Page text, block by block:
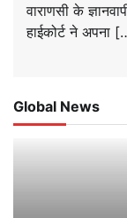
वाराणसी के
हाईकोर्ट ने अपना
Global News